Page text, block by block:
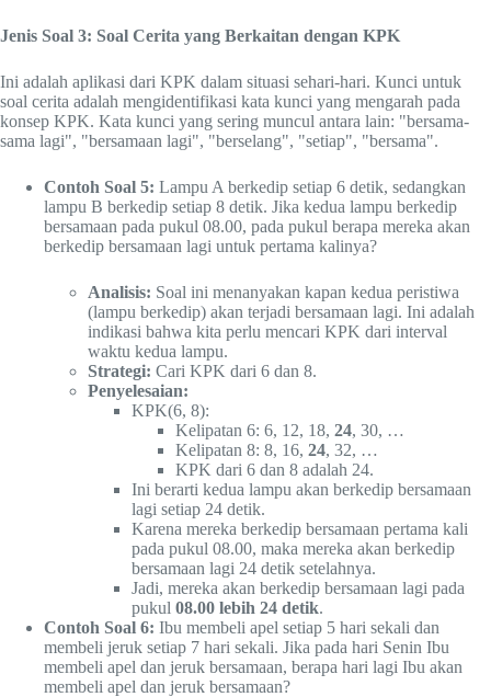
Jenis Soal 3: Soal Cerita yang Berkaitan dengan KPK
Ini adalah aplikasi dari KPK dalam situasi sehari-hari. Kunci untuk
soal cerita adalah mengidentifikasi kata kunci yang mengarah pada
konsep KPK. Kata kunci yang sering muncul antara lain: "bersama-
sama lagi", "bersamaan lagi", "berselang", "setiap", "bersama".
Contoh Soal 5: Lampu A berkedip setiap 6 detik, sedangkan
lampu B berkedip setiap 8 detik. Jika kedua lampu berkedip
bersamaan pada pukul 08.00, pada pukul berapa mereka akan
berkedip bersamaan lagi untuk pertama kalinya?
Analisis: Soal ini menanyakan kapan kedua peristiwa
(lampu berkedip) akan terjadi bersamaan lagi. Ini adalah
indikasi bahwa kita perlu mencari KPK dari interval
waktu kedua lampu.
Strategi: Cari KPK dari 6 dan 8.
Penyelesaian:
KPK(6, 8):
Kelipatan 6: 6, 12, 18, 24, 30, …
Kelipatan 8: 8, 16, 24, 32, …
KPK dari 6 dan 8 adalah 24.
Ini berarti kedua lampu akan berkedip bersamaan
lagi setiap 24 detik.
Karena mereka berkedip bersamaan pertama kali
pada pukul 08.00, maka mereka akan berkedip
bersamaan lagi 24 detik setelahnya.
Jadi, mereka akan berkedip bersamaan lagi pada
pukul 08.00 lebih 24 detik.
Contoh Soal 6: Ibu membeli apel setiap 5 hari sekali dan
membeli jeruk setiap 7 hari sekali. Jika pada hari Senin Ibu
membeli apel dan jeruk bersamaan, berapa hari lagi Ibu akan
membeli apel dan jeruk bersamaan?